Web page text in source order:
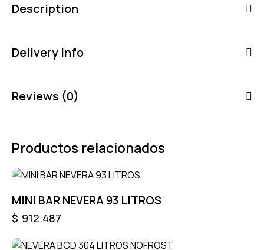
Description
Delivery Info
Reviews (0)
Productos relacionados
MINI BAR NEVERA 93 LITROS
$ 912.487